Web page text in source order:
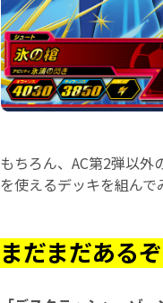
もちろん、AC第2弾以
を使えるデッキを組んで
まだまだある